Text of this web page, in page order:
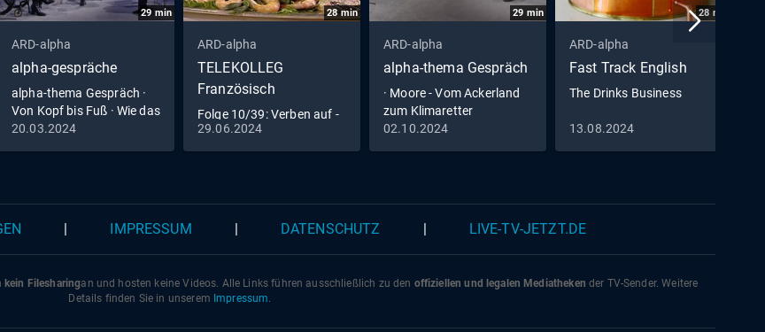
29 min
ARD-alpha
alpha-gespräche
alpha-thema Gespräch ·
Von Kopf bis Fuß · Wie das
Mikrobiom die Gesundheit
20.03.2024
28min
ARD-alpha
TELEKOLLEG
Französisch
Folge 10/39: Verben auf -
re; Partizip Perfekt;
Wochentage
29.06.2024
29 min
ARD-alpha
alpha-thema Gespräch
· Moore - Vom Ackerland
zum Klimaretter
02.10.2024
28 min
ARD-alpha
Fast Track English
The Drinks Business
13.08.2024
IMPRESSUM DATENSCHUTZ LIVE-TV-JETZT.DE
kein Filesharingan und hosten keine Videos. Alle Links führen ausschließlich zu den offiziellen und legalen Mediatheken der TV-Sender. Weitere
Details finden Sie in unserem Impressum.